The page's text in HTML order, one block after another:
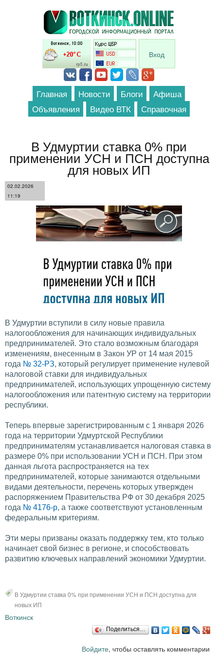
Перейти к основному содержанию
Вход
Главная Новости Блоги
Афиша
Объявления
Видео ВТК Справочная
В Удмуртии ставка 0% при
применении УСН и ПСН доступна
для новых ИП
02.02.2026
11:19
В Удмуртии вступили в силу новые правила
налогообложения для начинающих индивидуальных
предпринимателей. Это стало возможным благодаря
изменениям, внесенным в Закон УР от 14 мая 2015
года № 32-РЗ, который регулирует применение нулевой
налоговой ставки для индивидуальных
предпринимателей, использующих упрощенную систему
налогообложения или патентную систему на территории
республики.
Теперь впервые зарегистрированным с 1 января 2026
года на территории Удмуртской Республики
предпринимателям устанавливается налоговая ставка в
размере 0% при использовании УСН и ПСН. При этом
данная льгота распространяется на тех
предпринимателей, которые занимаются отдельными
видами деятельности, перечень которых утвержден
распоряжением Правительства РФ от 30 декабря 2025
года № 4176-р, а также соответствуют установленным
федеральным критериям.
Эти меры призваны оказать поддержку тем, кто только
начинает свой бизнес в регионе, и способствовать
развитию ключевых направлений экономики Удмуртии.
В Удмуртии ставка 0% при применении УСН и ПСН доступна для
новых ИП
Воткинск
Поделиться…
Войдите, чтобы оставлять комментарии